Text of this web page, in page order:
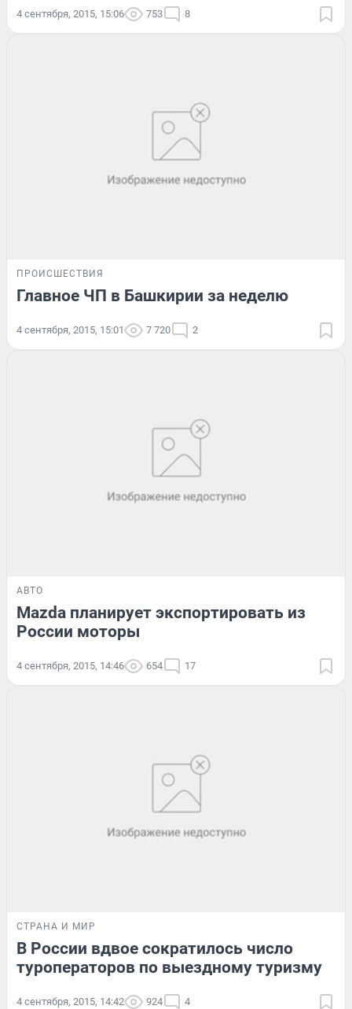
4 сентября, 2015, 15:06 753 8
ПРОИСШЕСТВИЯ
Главное ЧП в Башкирии за неделю
4 сентября, 2015, 15:01 7 720 2
АВТО
Mazda планирует экспортировать из
России моторы
4 сентября, 2015, 14:46 654 17
СТРАНА И МИР
В России вдвое сократилось число
туроператоров по выездному туризму
4 сентября, 2015, 14:42 924 4